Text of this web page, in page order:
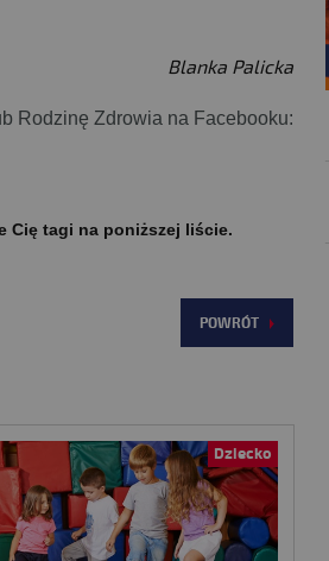
Blanka Palicka
Rodzinę Zdrowia na Facebooku:
Cię tagi na poniższej liście.
POWRÓT
Dziecko